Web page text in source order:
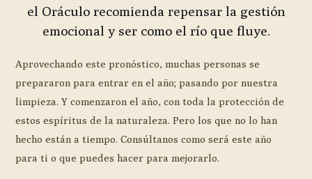
el Oráculo recomienda repensar la gestión
emocional y ser como el río que fluye.
Aprovechando este pronóstico, muchas personas se
prepararon para entrar en el año; pasando por nuestra
limpieza. Y comenzaron el año, con toda la protección de
estos espíritus de la naturaleza. Pero los que no lo han
hecho están a tiempo. Consúltanos como será este año
para ti o que puedes hacer para mejorarlo.